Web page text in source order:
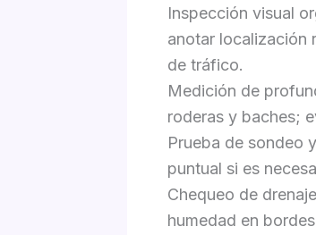
Inspección visual
anotar localización
de tráfico.
Medición de
roderas y baches;
Prueba de sondeo
puntual si es
Chequeo de
humedad en